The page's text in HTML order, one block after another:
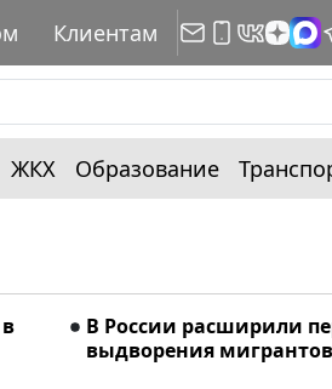
Клиентам
ЖКХ Образование
В России расширили
выдворения